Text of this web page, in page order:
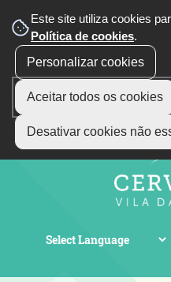
Este site utiliza cookies
Política de cookies.
Personalizar cookies
Aceitar todos os cookies
Desativar cookies não